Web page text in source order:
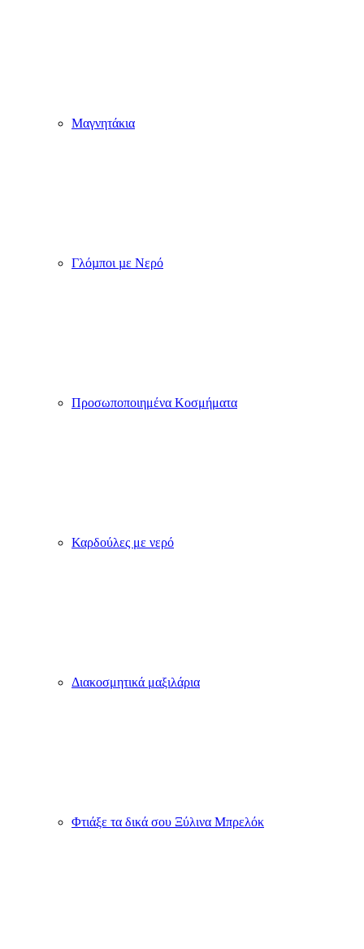
Μαγνητάκια
Γλόµποι µε Νερό
Προσωποποιημένα Κοσμήματα
Καρδούλες με νερό
Διακοσμητικά μαξιλάρια
Φτιάξε τα δικά σου Ξύλινα Μπρελόκ